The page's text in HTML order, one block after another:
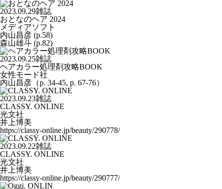
2023.09.29雑誌
おとなのヘア 2024
メディアソフト
内山昌彦 (p.58)
森山雄斗 (p.82)
2023.09.25雑誌
ヘアカラー処理剤攻略BOOK
女性モード社
内山昌彦（p. 34-45, p. 67-76）
2023.09.23雑誌
CLASSY. ONLINE
光文社
井上博美
https://classy-online.jp/beauty/290778/
2023.09.22雑誌
CLASSY. ONLINE
光文社
井上博美
https://classy-online.jp/beauty/290777/